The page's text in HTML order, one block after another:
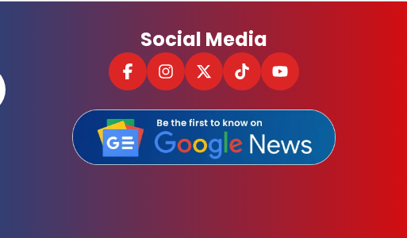
Social Media